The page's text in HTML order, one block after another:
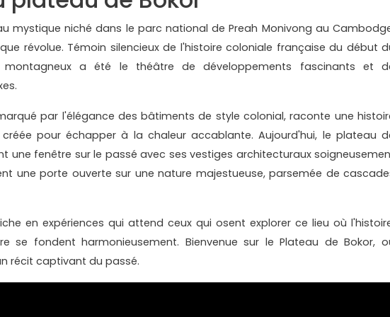
mystique niché dans le parc national de Preah Monivong au
révolue. Témoin silencieux de l'histoire coloniale française du début
a été le théâtre de développements fascinants et
par l'élégance des bâtiments de style colonial, raconte une
pour échapper à la chaleur accablante. Aujourd'hui, le plateau
une fenêtre sur le passé avec ses vestiges architecturaux
une porte ouverte sur une nature majestueuse, parsemée de
en expériences qui attend ceux qui osent explorer ce lieu où
se fondent harmonieusement. Bienvenue sur le Plateau de Bokor,
récit captivant du passé.